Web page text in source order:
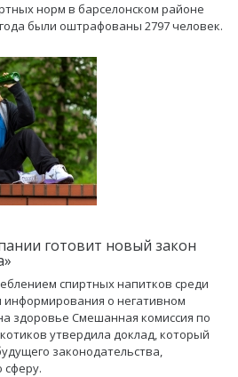
норм в барселонском районе
были оштрафованы 2797 человек.
готовит новый закон
спиртных напитков среди
о негативном
здоровье Смешанная комиссия по
утвердила доклад, который
законодательства,